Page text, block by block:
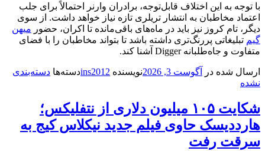
با توجه به این اختلاف قابل‌توجه، برادران وارنر احتمالاً برای جلب
اعتماد مخاطبان به انتشار تریلری تازه نیاز خواهد داشت. از سوی
دیگر، تام کروز نیز باید در ماه‌های باقی‌مانده تا اکران، حضور میهن
گیم تبلیغاتی پررنگ‌تری داشته باشد تا بتواند مخاطبان را با فضای
متفاوت و جاه‌طلبانه Digger آشنا کند.
ارسال شده در آگوست 3, 2026 نویسنده ins2012دسته‌ها دسته‌بندی
نشده
شکایت ۱۰۵ میلیون دلاری از نتفلیکس؛
هارددیسک حاوی فیلم جدید نیکلاس کیج به
سرقت رفت